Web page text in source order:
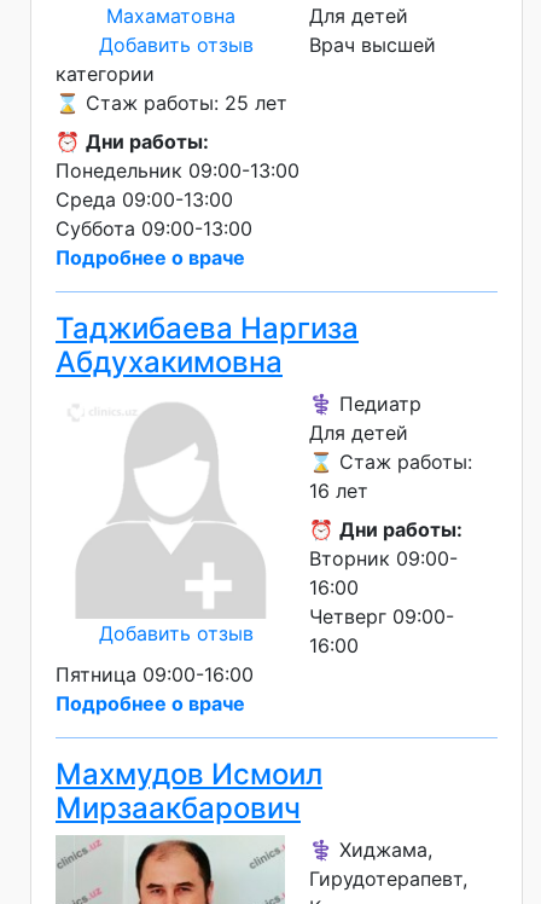
Добавить отзыв
Для детей
Врач высшей
категории
⌛ Стаж работы: 25 лет
⏰ Дни работы:
Понедельник 09:00-13:00
Среда 09:00-13:00
Суббота 09:00-13:00
Подробнее о враче
Таджибаева Наргиза
Абдухакимовна
Добавить отзыв
⚕️ Педиатр
Для детей
⌛ Стаж работы:
16 лет
⏰ Дни работы:
Вторник 09:00-
16:00
Четверг 09:00-
16:00
Пятница 09:00-16:00
Подробнее о враче
Махмудов Исмоил
Мирзаакбарович
⚕️ Хиджама,
Гирудотерапевт,